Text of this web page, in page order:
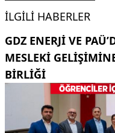
İLGILI HABERLER
GDZ ENERJI VE
MESLEKI
BIRLIĞI